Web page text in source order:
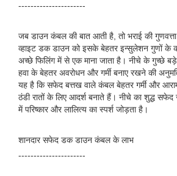
----------------------
जब डाउन कंबल की बात आती है, तो भराई की गुणवत्ता
व्हाइट डक डाउन को इसके बेहतर इन्सुलेशन गुणों के
अच्छे फिलिंग में से एक माना जाता है। नीचे के गुच्छे
हवा के बेहतर अवरोधन और गर्मी बनाए रखने की
यह है कि सफेद बत्तख वाले कंबल बेहतर गर्मी और
ठंडी रातों के लिए आदर्श बनाते हैं। नीचे का शुद्ध सफेद
में परिष्कार और लालित्य का स्पर्श जोड़ता है।
शानदार सफेद डक डाउन कंबल के लाभ
----------------------